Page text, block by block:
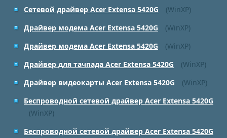
Сетевой драйвер Acer Extensa 5420G
(WinXP)
Драйвер модема Acer Extensa 5420G
(WinXP)
Драйвер модема Acer Extensa 5420G
(WinXP)
Драйвер для тачпада Acer Extensa 5420G
(WinXP)
Драйвер видеокарты Acer Extensa 5420G
(WinXP)
Беспроводной сетевой драйвер Acer Extensa 5420G
(WinXP)
Беспроводной сетевой драйвер Acer Extensa 5420G